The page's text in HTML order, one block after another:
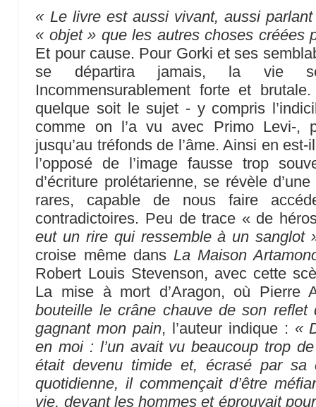
« Le livre est aussi vivant, aussi
« objet » que les autres choses créées
Et pour cause. Pour Gorki et ses
se départira jamais, la vie
Incommensurablement forte et
quelque soit le sujet - y compris
comme on l’a vu avec Primo Levi-,
jusqu’au tréfonds de l’âme. Ainsi en
l’opposé de l’image fausse trop
d’écriture prolétarienne, se révèle
rares, capable de nous faire
contradictoires. Peu de trace « de
eut un rire qui ressemble à un sanglot
croise même dansLa Maison
Robert Louis Stevenson, avec cette
La mise à mort d’Aragon, où Pierre
bouteille le crâne chauve de son reflet
gagnant mon pain, l’auteur indique : «
en moi : l’un avait vu beaucoup trop
était devenu timide et, écrasé par sa
quotidienne, il commençait d’être
vie, devant les hommes et éprouvait